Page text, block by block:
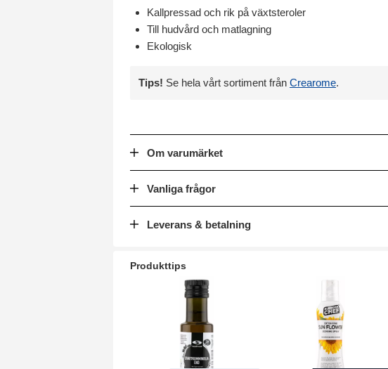
Kallpressad och rik på växtsteroler
Till hudvård och matlagning
Ekologisk
Tips! Se hela vårt sortiment från Crearome.
Om varumärket
Vanliga frågor
Leverans & betalning
Produkttips